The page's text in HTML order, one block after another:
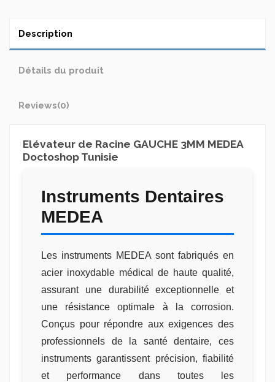
Description
Détails du produit
Reviews(0)
Elévateur de Racine GAUCHE 3MM MEDEA
Doctoshop Tunisie
Instruments Dentaires
MEDEA
Les instruments MEDEA sont fabriqués en
acier inoxydable médical de haute qualité,
assurant une durabilité exceptionnelle et
une résistance optimale à la corrosion.
Conçus pour répondre aux exigences des
professionnels de la santé dentaire, ces
instruments garantissent précision, fiabilité
et performance dans toutes les